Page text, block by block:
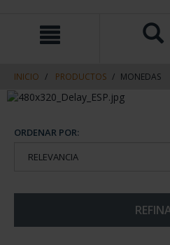
contenido
navegacin
INICIO PRODUCTOS MONEDAS
ORDENAR POR: